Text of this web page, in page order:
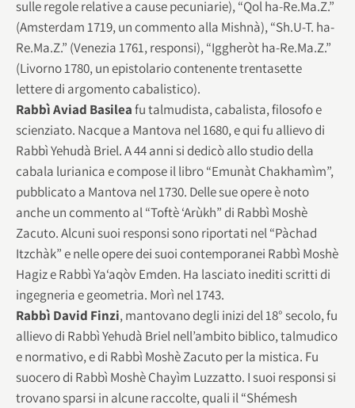
sulle regole relative a cause pecuniarie), “Qol ha-Re.Ma.Z.”
(Amsterdam 1719, un commento alla Mishnà), “Sh.U-T. ha-
Re.Ma.Z.” (Venezia 1761, responsi), “Iggheròt ha-Re.Ma.Z.”
(Livorno 1780, un epistolario contenente trentasette
lettere di argomento cabalistico).
Rabbì Aviad Basileafu talmudista, cabalista, filosofo e
scienziato. Nacque a Mantova nel 1680, e qui fu allievo di
Rabbì Yehudà Briel. A 44 anni si dedicò allo studio della
cabala lurianica e compose il libro “Emunàt Chakhamìm”,
pubblicato a Mantova nel 1730. Delle sue opere è noto
anche un commento al “Toftè ‘Arùkh” di Rabbì Moshè
Zacuto. Alcuni suoi responsi sono riportati nel “Pàchad
Itzchàk” e nelle opere dei suoi contemporanei Rabbì Moshè
Hagiz e Rabbì Ya‘aqòv Emden. Ha lasciato inediti scritti di
ingegneria e geometria. Morì nel 1743.
Rabbì David Finzi, mantovano degli inizi del 18° secolo, fu
allievo di Rabbì Yehudà Briel nell’ambito biblico, talmudico
e normativo, e di Rabbì Moshè Zacuto per la mistica. Fu
suocero di Rabbì Moshè Chayìm Luzzatto. I suoi responsi si
trovano sparsi in alcune raccolte, quali il “Shémesh